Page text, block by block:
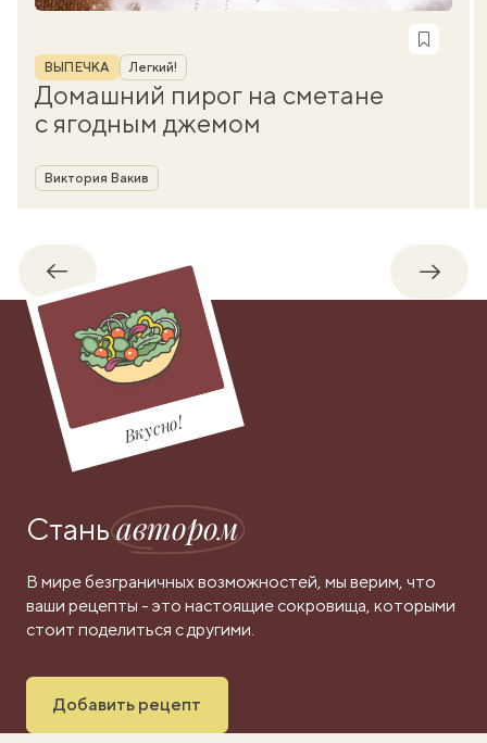
Рубрика
ВЫПЕЧКА Легкий!
Домашний пирог на сметане
с ягодным джемом
Автор
Виктория Вакив
Обратно
Вкусно!
Станьавтором
В мире безграничных возможностей, мы верим, что
ваши рецепты - это настоящие сокровища, которыми
стоит поделиться с другими.
Добавить рецепт